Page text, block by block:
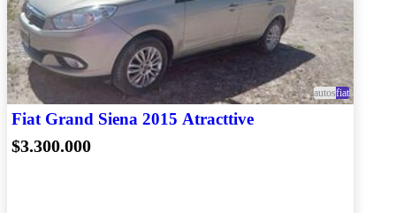
autosfiat
Fiat Grand Siena 2015 Atracttive
$3.300.000